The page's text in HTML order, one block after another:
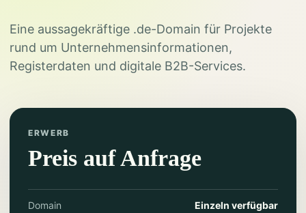
Eine aussagekräftige .de-Domain für Projekte
rund um Unternehmensinformationen,
Registerdaten und digitale B2B-Services.
ERWERB
Preis auf Anfrage
Domain Einzeln verfügbar